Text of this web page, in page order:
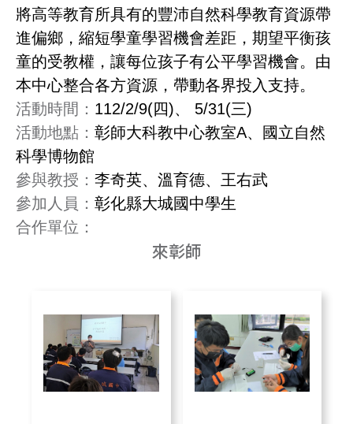
將高等教育所具有的豐沛自然科學教育資源帶
進偏鄉，縮短學童學習機會差距， 期望平衡孩
童的受教權，讓每位孩子有公平學習機會。由
本中心整合各方資源，帶動各界投入支持。
活動時間： 112/2/9(四)、 5/31(三)
活動地點： 彰師大科教中心教室A、國立自然
科學博物館
參與教授： 李奇英、溫育德、王右武
參加人員： 彰化縣大城國中學生
合作單位：
來彰師